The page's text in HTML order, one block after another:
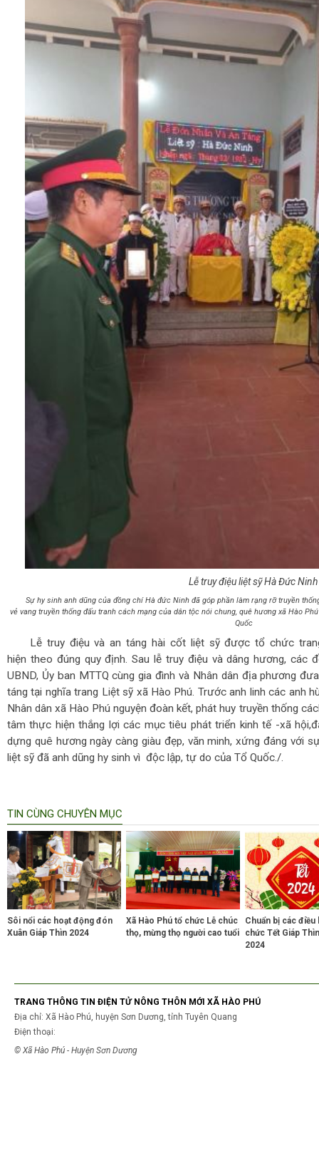
Lễ truy điệu liệt sỹ Hà Đức Ninh
Sự hy sinh anh dũng của đồng chí Hà đức Ninh đã góp phần làm rạng rỡ truyền
vẻ vang truyền thống đấu tranh cách mạng của dân tộc nói chung, quê hương xã Hào
Quốc
Lễ truy điệu và an táng hài cốt liệt sỹ được tổ chức
hiện theo đúng quy định. Sau lễ truy điệu và dâng hương, các
UBND, Ủy ban MTTQ cùng gia đình và Nhân dân địa phương
táng tại nghĩa trang Liệt sỹ xã Hào Phú. Trước anh linh các anh
Nhân dân xã Hào Phú nguyện đoàn kết, phát huy truyền thống
tâm thực hiện thắng lợi các mục tiêu phát triển kinh tế -xã
dựng quê hương ngày càng giàu đẹp, văn minh, xứng đáng với
liệt sỹ đã anh dũng hy sinh vì độc lập, tự do của Tổ Quốc./.
TIN CÙNG CHUYÊN MỤC
Sôi nổi các hoạt động đón
Xuân Giáp Thìn 2024
Xã Hào Phú tổ chức Lễ chúc
thọ, mừng thọ người cao tuổi
Chuẩn bị các điều
chức Tết Giáp
2024
TRANG THÔNG TIN ĐIỆN TỬ NÔNG THÔN MỚI XÃ HÀO PHÚ
Địa chỉ: Xã Hào Phú, huyện Sơn Dương, tỉnh Tuyên Quang
Điện thoại:
© Xã Hào Phú - Huyện Sơn Dương